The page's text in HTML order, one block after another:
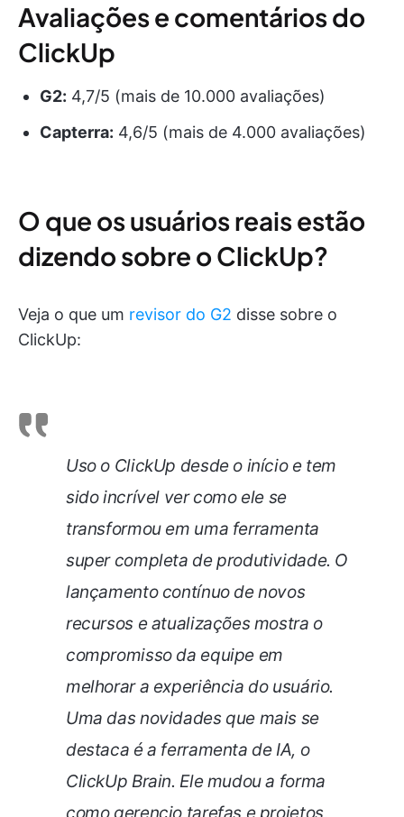
Avaliações e comentários do
ClickUp
G2: 4,7/5 (mais de 10.000 avaliações)
Capterra: 4,6/5 (mais de 4.000 avaliações)
O que os usuários reais estão
dizendo sobre o ClickUp?
Veja o que um revisor do G2 disse sobre o
ClickUp:
Uso o ClickUp desde o início e tem
sido incrível ver como ele se
transformou em uma ferramenta
super completa de produtividade. O
lançamento contínuo de novos
recursos e atualizações mostra o
compromisso da equipe em
melhorar a experiência do usuário.
Uma das novidades que mais se
destaca é a ferramenta de IA, o
ClickUp Brain. Ele mudou a forma